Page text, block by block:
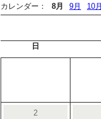
カレンダー： 8月 9月 10月
日
2